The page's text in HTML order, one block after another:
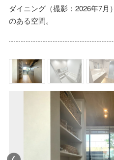
ダイニング（撮影：2026年7月
のある空間。